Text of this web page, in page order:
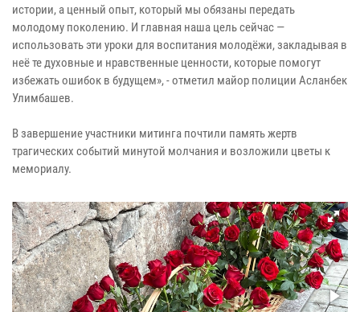
истории, а ценный опыт, который мы обязаны передать
молодому поколению. И главная наша цель сейчас —
использовать эти уроки для воспитания молодёжи, закладывая в
неё те духовные и нравственные ценности, которые помогут
избежать ошибок в будущем», - отметил майор полиции Асланбек
Улимбашев.
В завершение участники митинга почтили память жертв
трагических событий минутой молчания и возложили цветы к
мемориалу.